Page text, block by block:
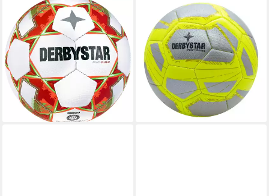
DERBYSTAR
Fußball Derbystar Kinder
Fußball Atmos S-Light AG
v23
ab 29,28 € UVP 34,99 €
-16%
lieferbar - in 2-3 Werktagen bei dir
DERBYSTAR
Fußball Derbystar STREET
SOCCER Heimspiel Fußball
Größe 5, SILBER/GELB, in
Größe 5
ab 22,00 €
lieferbar - in 2-3 Werktagen bei dir